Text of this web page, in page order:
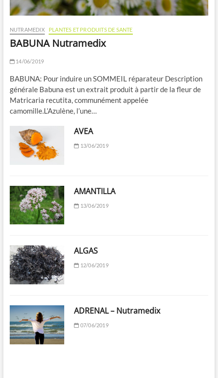
NUTRAMEDIX PLANTES ET PRODUITS DE SANTE
BABUNA Nutramedix
14/06/2019
BABUNA: Pour induire un SOMMEIL réparateur Description
générale Babuna est un extrait produit à partir de la fleur de
Matricaria recutita, communément appelée
camomille.L’Azulène, l’une…
AVEA
13/06/2019
AMANTILLA
13/06/2019
ALGAS
12/06/2019
ADRENAL – Nutramedix
07/06/2019